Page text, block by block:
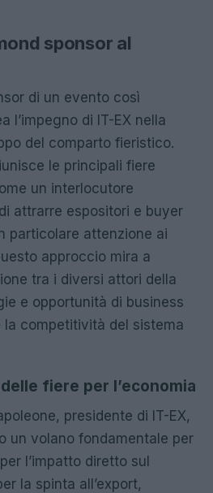
sponsor al
di un evento così
l’impegno di IT-EX nella
del comparto fieristico.
le principali fiere
un interlocutore
attrarre espositori e buyer
particolare attenzione ai
approccio mira a
tra i diversi attori della
e opportunità di business
competitività del sistema
fiere per l’economia
presidente di IT-EX,
un volano fondamentale per
l’impatto diretto sul
la spinta all’export,